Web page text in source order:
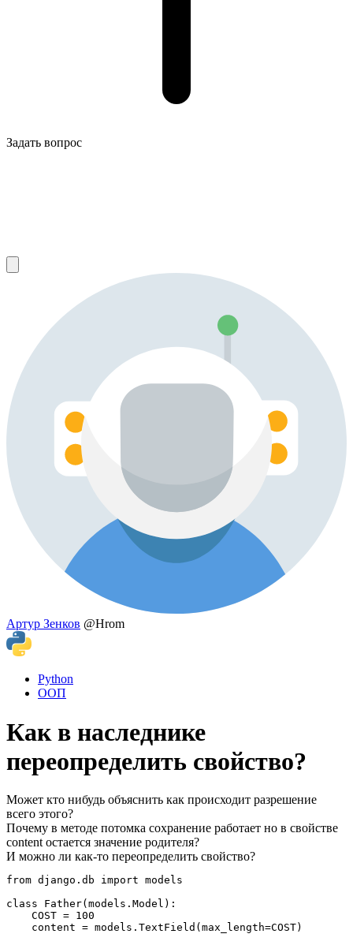
Задать вопрос
Артур Зенков @Hrom
Python
ООП
Как в наследнике
переопределить свойство?
Может кто нибудь объяснить как происходит разрешение
всего этого?
Почему в методе потомка сохранение работает но в свойстве
content остается значение родителя?
И можно ли как-то переопределить свойство?
from django.db import models
class Father(models.Model):
    COST = 100
    content = models.TextField(max_length=COST)